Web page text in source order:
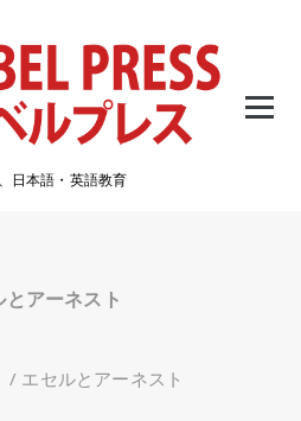
日本語・英語教育
とアーネスト
/ エセルとアーネスト